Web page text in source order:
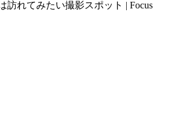
訪れてみたい撮影スポット | Focus